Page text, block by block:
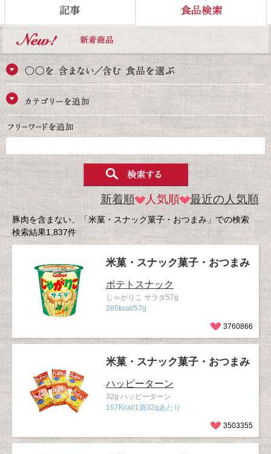
新着順 人気順 最近の人気順
豚肉を含まない、「米菓・スナック菓子・おつまみ」での検索
検索結果1,837件
米菓・スナック菓子・おつまみ
ポテトスナック
じゃがりこ サラダ57g
285kcal/57g
3760866
米菓・スナック菓子・おつまみ
ハッピーターン
32g ハッピーターン
167Kcal/1袋32gあたり
3503355